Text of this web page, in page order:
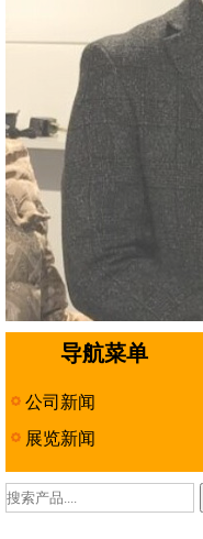
导航菜单
公司新闻
展览新闻